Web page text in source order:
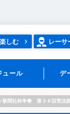
しむ レーサ
ュール デ
新聞社杯争奪 第３８回荒法